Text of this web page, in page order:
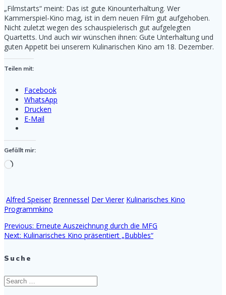
„Filmstarts“ meint: Das ist gute Kinounterhaltung. Wer
Kammerspiel-Kino mag, ist in dem neuen Film gut aufgehoben.
Nicht zuletzt wegen des schauspielerisch gut aufgelegten
Quartetts. Und auch wir wünschen ihnen: Gute Unterhaltung und
guten Appetit bei unserem Kulinarischen Kino am 18. Dezember.
Teilen mit:
Facebook
WhatsApp
Drucken
E-Mail
Gefällt mir:
Wird
Alfred Speiser Brennessel Der Vierer Kulinarisches Kino
Programmkino
Beitragsnavigation
Previous: Previous
post:
Erneute Auszeichnung durch die MFG
Next: Next
Kulinarisches Kino präsentiert „Bubbles“
Suche
Search
for: